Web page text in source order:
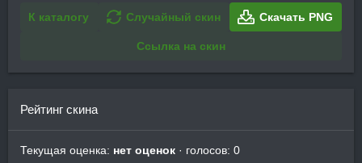
К каталогу Случайный скин Скачать PNG
Ссылка на скин
Рейтинг скина
Текущая оценка: нет оценок · голосов: 0